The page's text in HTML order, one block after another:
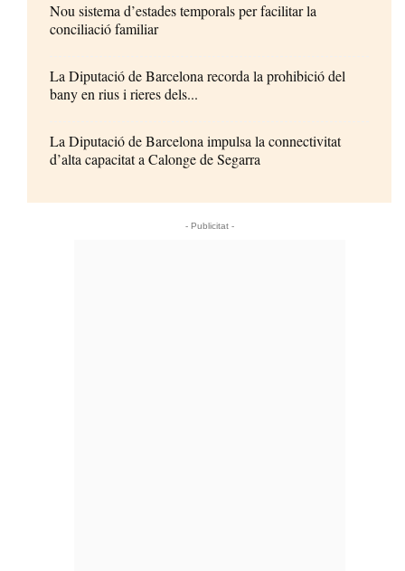
Nou sistema d’estades temporals per facilitar la
conciliació familiar
La Diputació de Barcelona recorda la prohibició del
bany en rius i rieres dels...
La Diputació de Barcelona impulsa la connectivitat
d’alta capacitat a Calonge de Segarra
- Publicitat -